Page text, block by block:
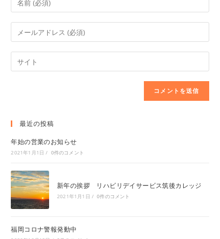
最近の投稿
年始の営業のお知らせ
2021年1月1日 / 0件のコメント
新年の挨拶 リハビリデイサービス筑後カレッジ
2021年1月1日 / 0件のコメント
福岡コロナ警報発動中